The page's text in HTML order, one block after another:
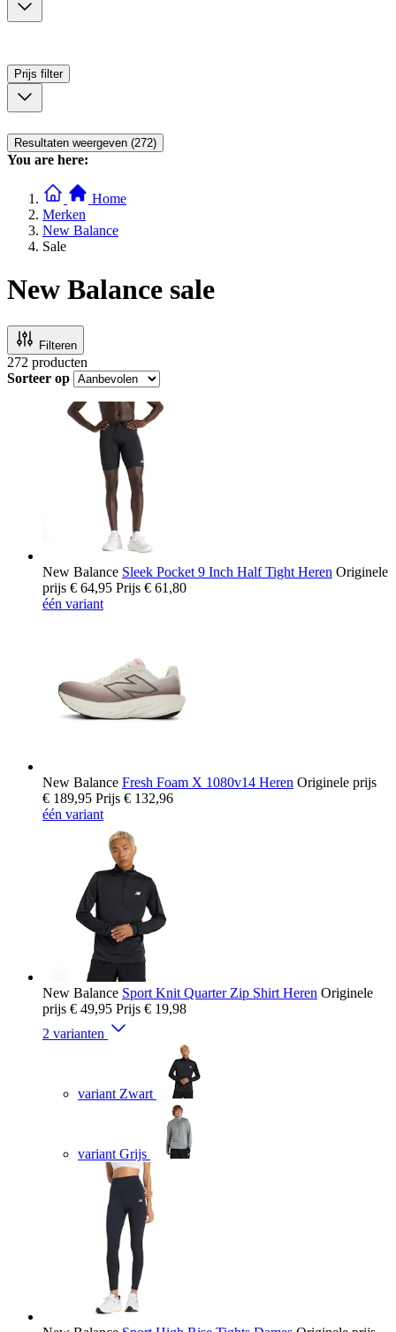
Prijs filter
Resultaten weergeven (272)
You are here:
Home
Merken
New Balance
Sale
New Balance sale
Filteren
272 producten
Sorteer op
New Balance Sleek Pocket 9 Inch Half Tight Heren Originele
prijs € 64,95 Prijs € 61,80
één variant
New Balance Fresh Foam X 1080v14 Heren Originele prijs
€ 189,95 Prijs € 132,96
één variant
New Balance Sport Knit Quarter Zip Shirt Heren Originele
prijs € 49,95 Prijs € 19,98
2 varianten
variant Zwart
variant Grijs